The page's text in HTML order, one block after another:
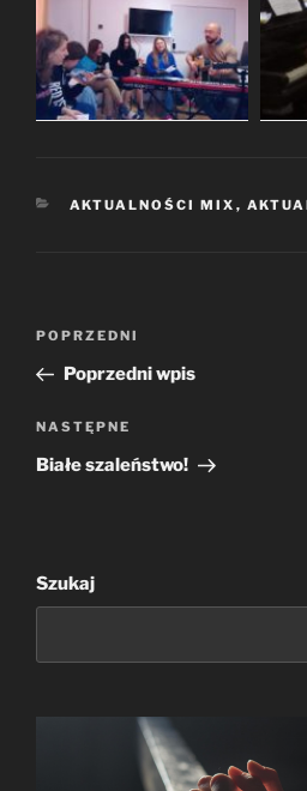
KATEGORIE
AKTUALNOŚCI MIX ,
Nawigacja
wpisu
Poprzedni
wpis
POPRZEDNI
Poprzedni wpis
Następny
wpis
NASTĘPNE
Białe szaleństwo!
Szukaj